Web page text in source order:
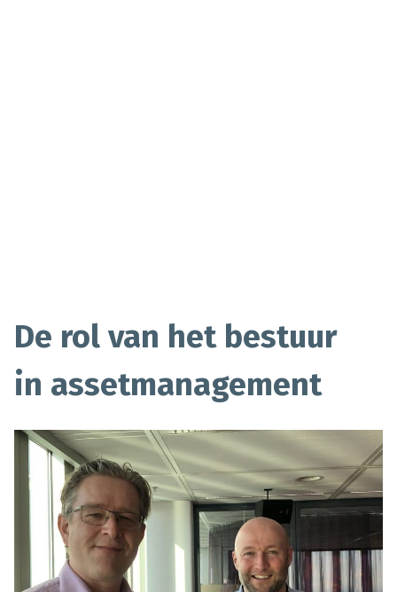
De rol van het bestuur
in assetmanagement